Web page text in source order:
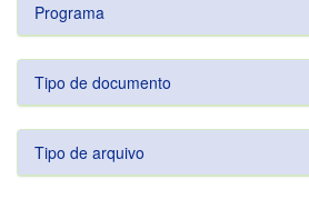
Programa
Tipo de documento
Tipo de arquivo